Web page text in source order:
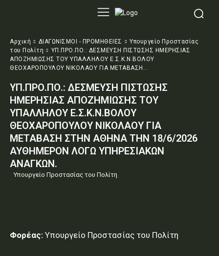
Αρχική ΔΙΑΓΩΝΙΣΜΟΙ - ΠΡΟΜΗΘΕΙΕΣ
Υπουργείο Προστασίας
του Πολίτη
ΥΠ.ΠΡΟ.ΠΟ.: ΔΕΣΜΕΥΣΗ ΠΙΣΤΩΣΗΣ ΗΜΕΡΗΣΙΑΣ
ΑΠΟΖΗΜΙΩΣΗΣ ΤΟΥ ΥΠΑΛΛΗΛΟΥ Ε.Σ.Κ.Ν.ΒΟΛΟΥ
ΘΕΟΧΑΡΟΠΟΥΛΟΥ ΝΙΚΟΛΑΟΥ ΓΙΑ ΜΕΤΑΒΑΣΗ...
ΥΠ.ΠΡΟ.ΠΟ.: ΔΕΣΜΕΥΣΗ ΠΙΣΤΩΣΗΣ
ΗΜΕΡΗΣΙΑΣ ΑΠΟΖΗΜΙΩΣΗΣ ΤΟΥ
ΥΠΑΛΛΗΛΟΥ Ε.Σ.Κ.Ν.ΒΟΛΟΥ
ΘΕΟΧΑΡΟΠΟΥΛΟΥ ΝΙΚΟΛΑΟΥ ΓΙΑ
ΜΕΤΑΒΑΣΗ ΣΤΗΝ ΑΘΗΝΑ ΤΗΝ 18/6/2026
ΑΥΘΗΜΕΡΟΝ ΛΟΓΩ ΥΠΗΡΕΣΙΑΚΩΝ
ΑΝΑΓΚΩΝ.
Υπουργείο Προστασίας του Πολίτη
Φορέας: Υπουργείο Προστασίας του Πολίτη